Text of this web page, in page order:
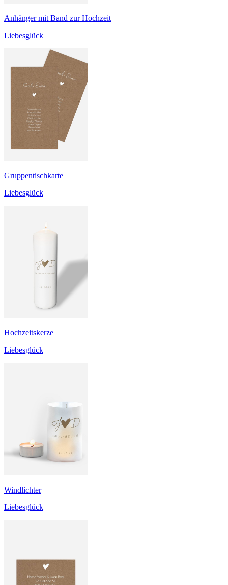
Anhänger mit Band zur Hochzeit
Liebesglück
Gruppentischkarte
Liebesglück
Hochzeitskerze
Liebesglück
Windlichter
Liebesglück